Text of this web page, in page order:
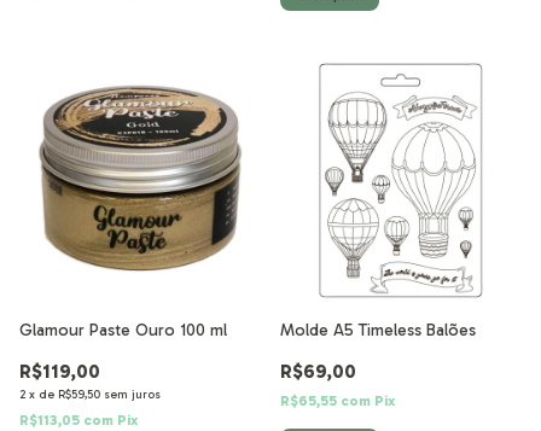
Glamour Paste Ouro 100 ml
R$119,00
2 x de R$59,50 sem juros
R$113,05 com Pix
Molde A5 Timeless Balões
R$69,00
R$65,55 com Pix